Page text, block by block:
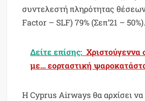
συντελεστή πληρότητας
Factor – SLF) 79% (Σεπ’21 – 50%).
Δείτε επίσης: Χριστούγεννα
με… εορταστική
Η Cyprus Airways θα αρχίσει να